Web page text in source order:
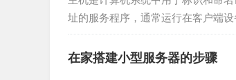
址的服务程序，通常运行在客户端
**作用范围**：主机只适用于特定
在家搭建小型服务器的步骤